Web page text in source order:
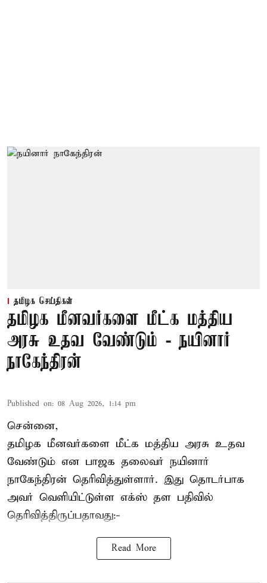
தமிழக செய்திகள்
தமிழக மீனவர்களை மீட்க மத்திய
அரசு உதவ வேண்டும் - நயினார்
நாகேந்திரன்
Published on: 08 Aug 2026, 1:14 pm
சென்னை,
தமிழக மீனவர்களை மீட்க மத்திய அரசு உதவ
வேண்டும் என பாஜக தலைவர் நயினார்
நாகேந்திரன் தெரிவித்துள்ளார். இது தொடர்பாக
அவர் வெளியிட்டுள்ள எக்ஸ் தள பதிவில்
தெரிவித்திருப்பதாவது:-
Read More